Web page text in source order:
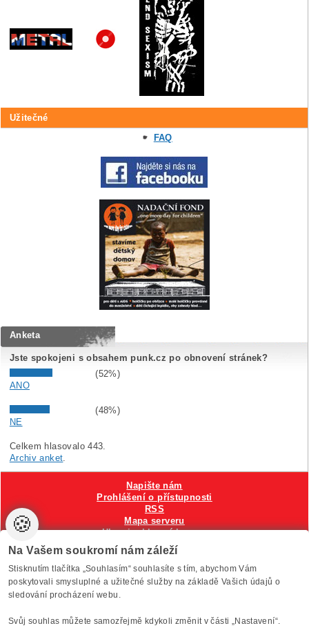
Užitečné
FAQ
Anketa
Jste spokojeni s obsahem punk.cz po obnovení stránek?
(52%)
ANO
(48%)
NE
Celkem hlasovalo 443.
Archiv anket.
VytvořiloAnawe , provozuje Anawe a Špína
Napište nám
Prohlášení o přístupnosti
RSS
Mapa serveru
Hlavni reklamní banner
Nastavení cookies
🍪
Na Vašem soukromí nám záleží
Stisknutím tlačítka „Souhlasím“ souhlasíte s tím, abychom Vám
poskytovali smysluplné a užitečné služby na základě Vašich údajů o
sledování procházení webu.
Svůj souhlas můžete samozřejmě kdykoli změnit v části „Nastavení“.